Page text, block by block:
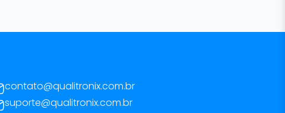
contato@qualitronix.com.br
suporte@qualitronix.com.br